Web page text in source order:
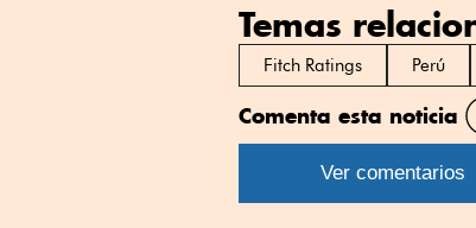
Temas
Fitch Ratings Perú
Comenta esta noticia
Ver comentarios